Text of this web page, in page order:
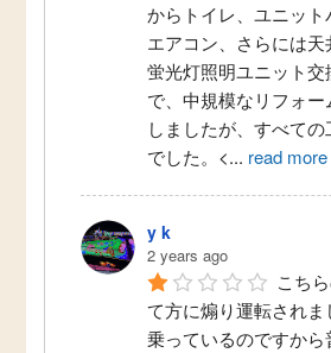
からトイレ、ユニット
エアコン、さらには
蛍光灯照明ユニット交
で、中規模なリフォ
しましたが、すべて
でした。<... read more
y k
2 years ago
こち
て方に煽り運転されま
乗っているのですか